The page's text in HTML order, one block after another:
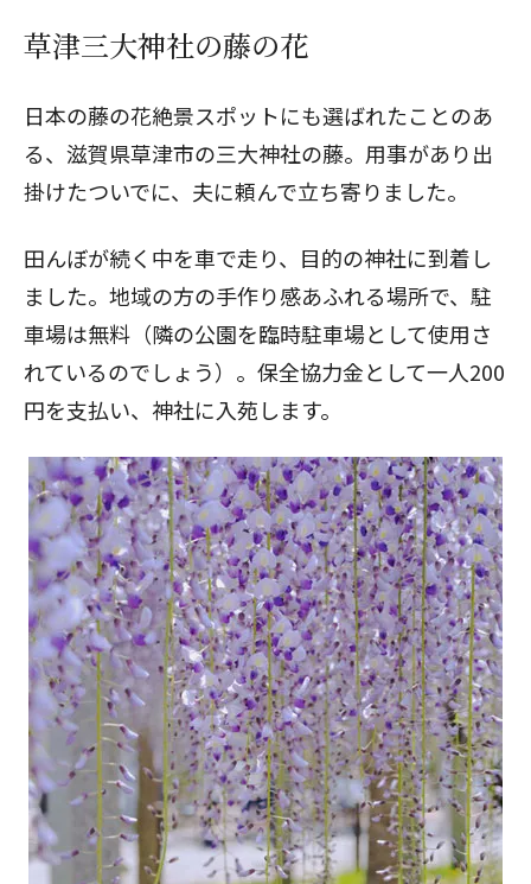
草津三大神社の藤の花
日本の藤の花絶景スポットにも選ばれたことのあ
る、滋賀県草津市の三大神社の藤。用事があり出
掛けたついでに、夫に頼んで立ち寄りました。
田んぼが続く中を車で走り、目的の神社に到着し
ました。地域の方の手作り感あふれる場所で、駐
車場は無料（隣の公園を臨時駐車場として使用さ
れているのでしょう）。保全協力金として一人200
円を支払い、神社に入苑します。